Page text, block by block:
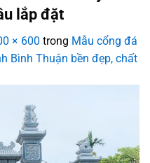
lắp đặt
× 600 trong Mẫu cổng đá
Bình Thuận bền đẹp, chất